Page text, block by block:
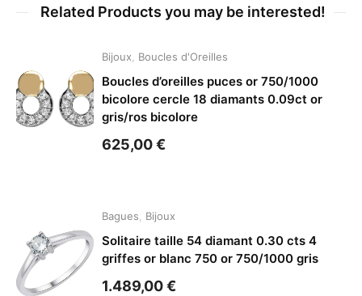
Related Products you may be interested!
Bijoux, Boucles d'Oreilles
Boucles d’oreilles puces or 750/1000
bicolore cercle 18 diamants 0.09ct or
gris/ros bicolore
625,00€
Bagues, Bijoux
Solitaire taille 54 diamant 0.30 cts 4
griffes or blanc 750 or 750/1000 gris
1.489,00€